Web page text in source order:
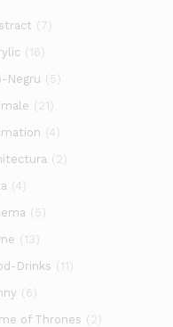
(7)
(16)
Negru (5)
(21)
(4)
(2)
(4)
(5)
(13)
Drinks (11)
(6)
of Thrones (2)